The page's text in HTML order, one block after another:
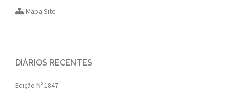
Mapa Site
DIÁRIOS RECENTES
Edição Nº 1847